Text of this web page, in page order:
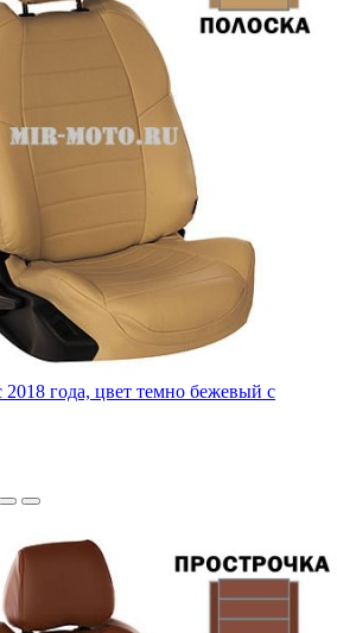
года, цвет темно бежевый с